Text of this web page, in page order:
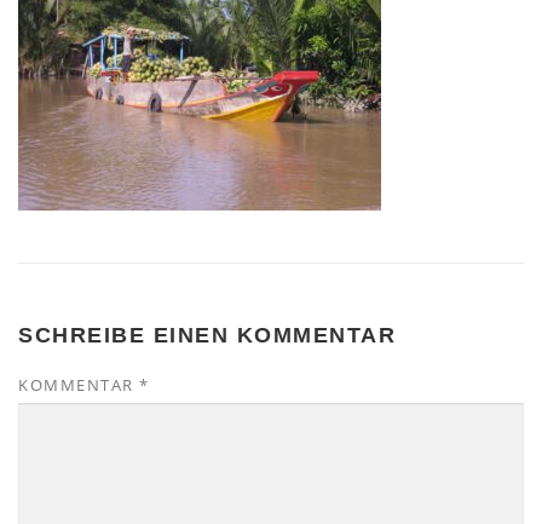
SCHREIBE EINEN KOMMENTAR
KOMMENTAR *